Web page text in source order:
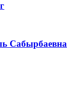
Сабырбаевна